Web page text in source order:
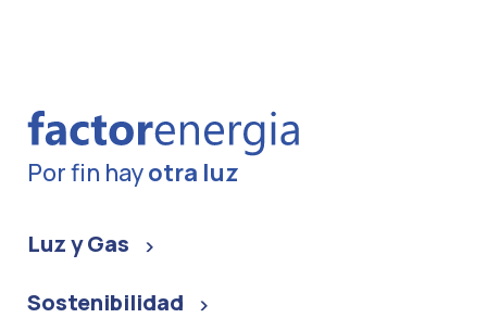
Por fin hayotra luz
Luz y Gas
Sostenibilidad